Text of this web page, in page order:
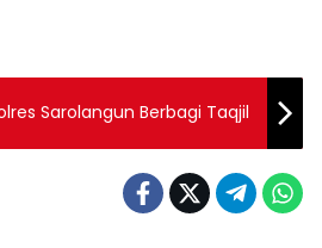
Sarolangun Berbagi Taqjil